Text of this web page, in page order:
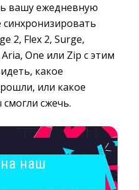
вашу ежедневную
2, Flex 2, Surge,
One или Zip с этим
какое
или какое
сжечь.
наш